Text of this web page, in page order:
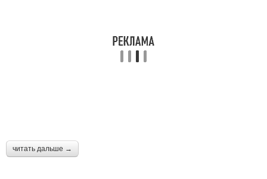
читать дальше →